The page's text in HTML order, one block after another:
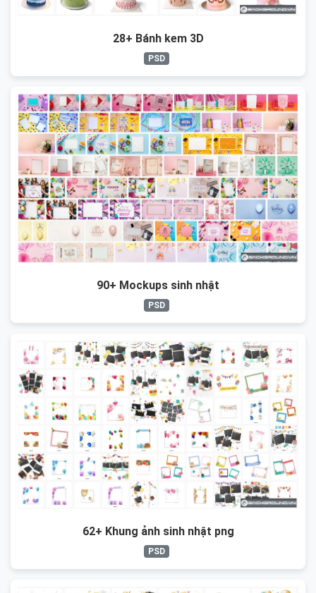
28+ Bánh kem 3D
PSD
90+ Mockups sinh nhật
PSD
62+ Khung ảnh sinh nhật png
PSD